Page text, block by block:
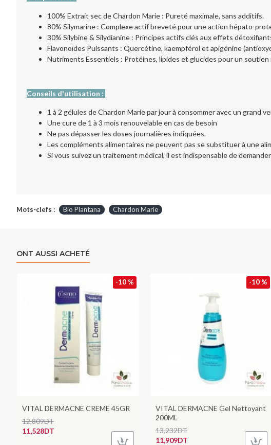
100% Extrait sec de Chardon Marie : Pureté maximale, sans additifs.
80% Silymarine : Complexe actif breveté pour une action hépato-
30% Silybine & Silydianine : Principes actifs clés aux effets
Flavonoïdes Puissants : Quercétine, kaempférol et apigénine
Nutriments Essentiels : Protéines, lipides et glucides pour un soutien
Conseils d'utilisation :
1 à 2 gélules de Chardon Marie par jour à consommer avec un grand
Une cure de 1 à 3 mois renouvelable en cas de besoin
Ne pas dépasser les doses journalières indiquées.
Les compléments alimentaires ne peuvent pas se substituer à une
Si vous suivez un traitement médical, il est indispensable de
Mots-clefs : Bio Plantana Chardon Marie
ONT AUSSI ACHETÉ
-10 %
VITAL DERMACNE CREME 45GR
11,528DT
12,809DT
-10 %
VITAL DERMACNE Gel Nettoyant
200ML
11,909DT
13,232DT